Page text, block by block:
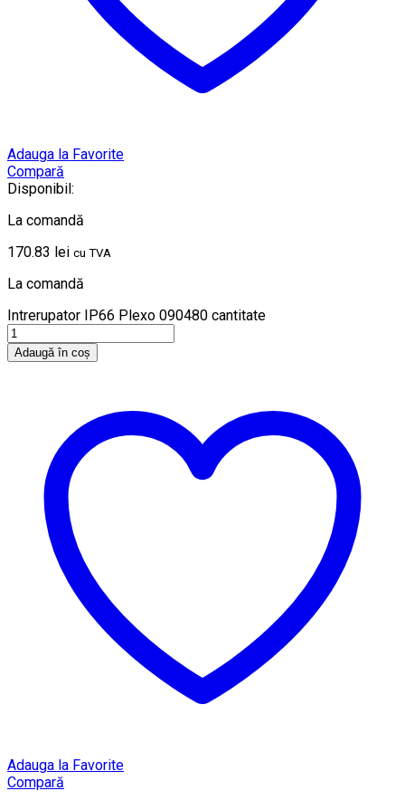
Adauga la Favorite
Compară
Disponibil:
La comandă
170.83 lei cu TVA
La comandă
Intrerupator IP66 Plexo 090480 cantitate
Adaugă în coș
Adauga la Favorite
Compară